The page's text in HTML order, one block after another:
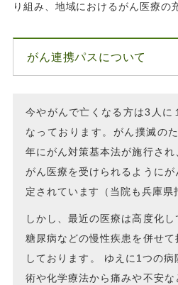
り組み、地域におけるがん医療の
がん連携パスについて
今やがんで亡くなる方は3人に
なっております。がん撲滅の
年にがん対策基本法が施行さ
がん医療を受けられるように
定されています（当院も兵庫県
しかし、最近の医療は高度化
糖尿病などの慢性疾患を併せ
しております。 ゆえに1つの
術や化学療法から痛みや不安